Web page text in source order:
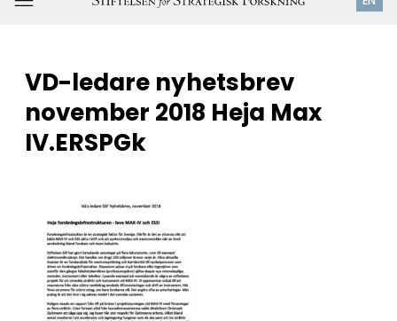
innehåll
VD-ledare nyhetsbrev
november 2018 Heja Max
IV.ERSPGk